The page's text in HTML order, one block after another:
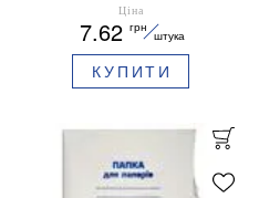
Ціна
7.62 грн
штука
КУПИТИ